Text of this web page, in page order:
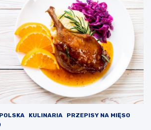
KULINARIA
PRZEPISY NA MIĘSO